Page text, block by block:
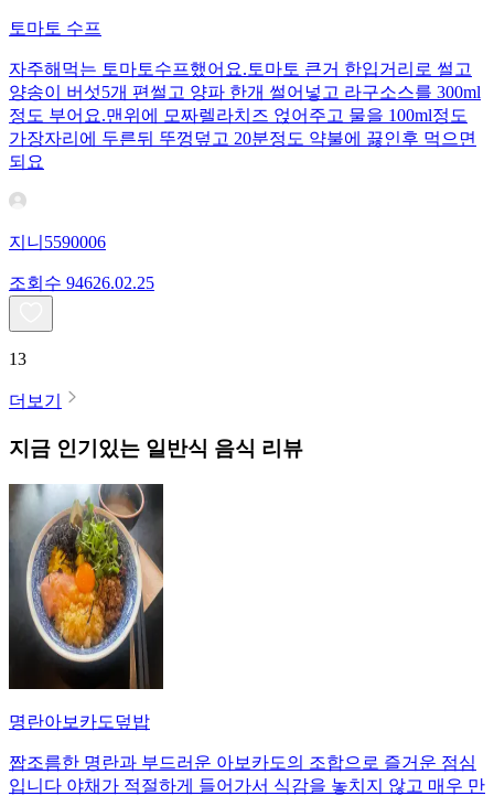
토마토 수프
자주해먹는 토마토수프했어요.토마토 큰거 한입거리로 썰고
양송이 버섯5개 편썰고 양파 한개 썰어넣고 라구소스를 300ml
정도 부어요.맨위에 모짜렐라치즈 얹어주고 물을 100ml정도
가장자리에 두른뒤 뚜껑덮고 20분정도 약불에 끓인후 먹으면
되요
지니5590006
조회수 94626.02.25
13
더보기
지금 인기있는 일반식 음식 리뷰
명란아보카도덮밥
짭조름한 명란과 부드러운 아보카도의 조합으로 즐거운 점심
입니다 야채가 적절하게 들어가서 식감을 놓치지 않고 매우 만